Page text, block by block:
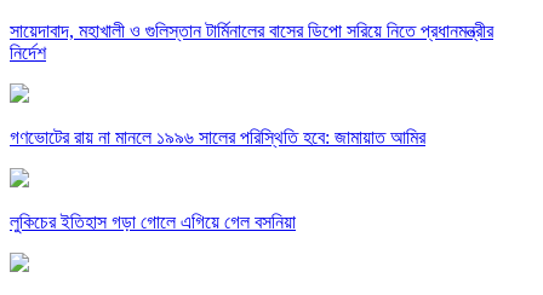
সায়েদাবাদ, মহাখালী ও গুলিস্তান টার্মিনালের বাসের ডিপো সরিয়ে নিতে প্রধানমন্ত্রীর
নির্দেশ
গণভোটের রায় না মানলে ১৯৯৬ সালের পরিস্থিতি হবে: জামায়াত আমির
লুকিচের ইতিহাস গড়া গোলে এগিয়ে গেল বসনিয়া